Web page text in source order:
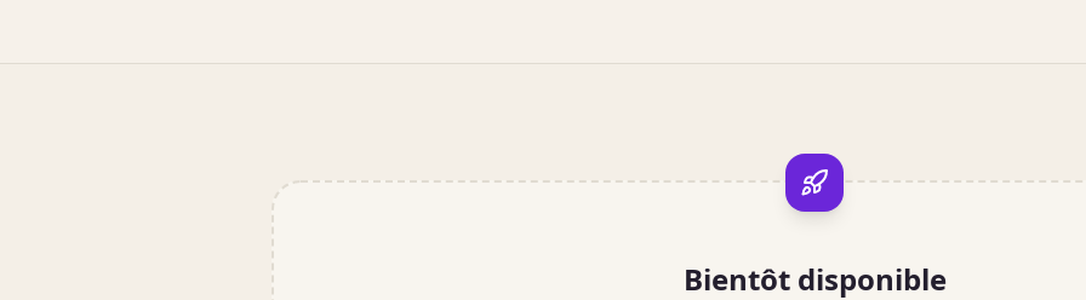
Bientôt disponible